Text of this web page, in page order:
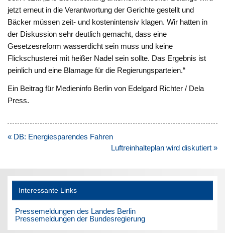
jetzt erneut in die Verantwortung der Gerichte gestellt und
Bäcker müssen zeit- und kostenintensiv klagen. Wir hatten in
der Diskussion sehr deutlich gemacht, dass eine
Gesetzesreform wasserdicht sein muss und keine
Flickschusterei mit heißer Nadel sein sollte. Das Ergebnis ist
peinlich und eine Blamage für die Regierungsparteien.“
Ein Beitrag für Medieninfo Berlin von Edelgard Richter / Dela
Press.
Beitragsnavigation
« DB: Energiesparendes Fahren
Luftreinhalteplan wird diskutiert »
Interessante Links
Pressemeldungen des Landes Berlin
Pressemeldungen der Bundesregierung